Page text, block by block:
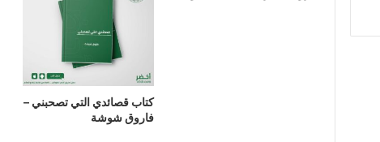
كتاب قصائدي التي تصحبني –
فاروق شوشة